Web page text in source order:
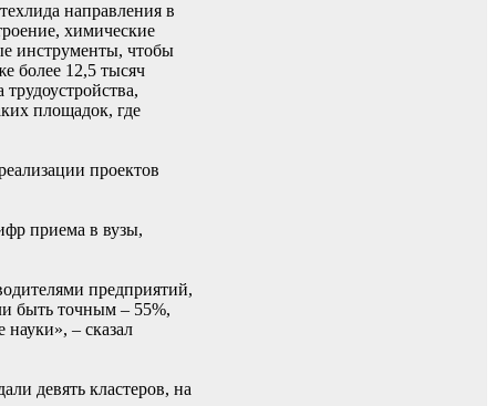
направления в
химические
инструменты, чтобы
более 12,5 тысяч
площадок, где
проектов
приема в вузы,
предприятий,
быть точным – 55%,
– сказал
девять кластеров, на